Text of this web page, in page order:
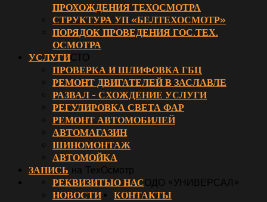
ПРОХОЖДЕНИЯ ТЕХОСМОТРА
СТРУКТУРА УП «БЕЛТЕХОСМОТР»
ПОРЯДОК ПРОВЕДЕНИЯ ГОС.ТЕХ.
ОСМОТРА
УСЛУГИСТО
ПРОВЕРКА И ШЛИФОВКА ГБЦ
РЕМОНТ ДВИГАТЕЛЕЙ В ЗАСЛАВЛЕ
РАЗВАЛ - СХОЖДЕНИЕ УСЛУГИ
РЕГУЛИРОВКА СВЕТА ФАР
РЕМОНТ АВТОМОБИЛЕЙ
АВТОМАГАЗИН
ШИНОМОНТАЖ
АВТОМОЙКА
ЗАПИСЬ на ТехОсмотр
О НАСОДО «УНИВЕРСАЛ»
РЕКВИЗИТЫ
НОВОСТИ
КОНТАКТЫ